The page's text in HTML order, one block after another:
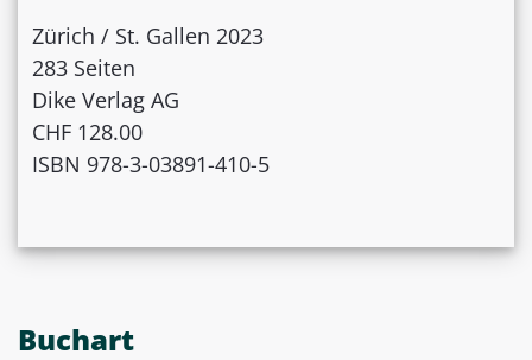
Zürich / St. Gallen 2023
283 Seiten
Dike Verlag AG
CHF 128.00
ISBN 978-3-03891-410-5
Buchart